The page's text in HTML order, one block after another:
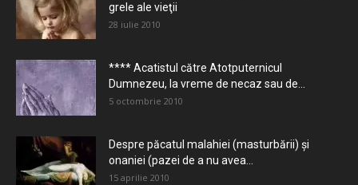
grele ale vieţii
28 iulie 2010
**** Acatistul către Atotputernicul
Dumnezeu, la vreme de necaz sau de...
5 octombrie 2010
Despre păcatul malahiei (masturbării) şi
onaniei (pazei de a nu avea...
15 aprilie 2010